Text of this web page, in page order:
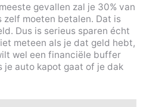
gevallen zal je 30% van
zelf moeten betalen. Dat is
Dus is serieus sparen écht
meteen als je dat geld hebt,
wel een financiële buffer
je auto kapot gaat of je dak